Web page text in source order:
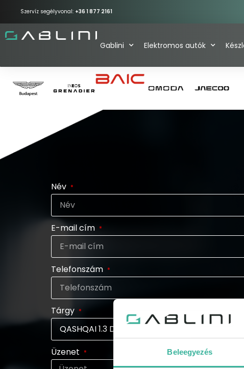
Beleegyezés
Szervíz segélyvonal: +36 1 877 2161
Gablini Elektromos autók
Név
E-mail cím
Telefonszám
Tárgy
Üzenet